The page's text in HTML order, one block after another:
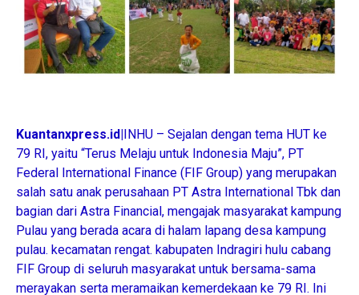
Kuantanxpress.id|INHU – Sejalan dengan tema HUT ke
79 RI, yaitu “Terus Melaju untuk Indonesia Maju”, PT
Federal International Finance (FIF Group) yang merupakan
salah satu anak perusahaan PT Astra International Tbk dan
bagian dari Astra Financial, mengajak masyarakat kampung
Pulau yang berada acara di halam lapang desa kampung
pulau. kecamatan rengat. kabupaten Indragiri hulu cabang
FIF Group di seluruh masyarakat untuk bersama-sama
merayakan serta meramaikan kemerdekaan ke 79 RI. Ini